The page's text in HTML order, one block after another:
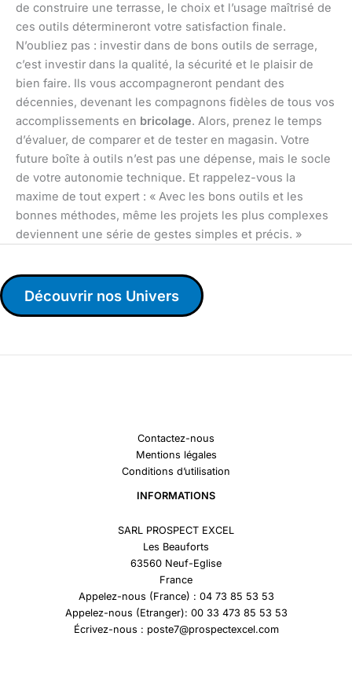
de construire une terrasse, le choix et l’usage maîtrisé de
ces outils détermineront votre satisfaction finale.
N’oubliez pas : investir dans de bons outils de serrage,
c’est investir dans la qualité, la sécurité et le plaisir de
bien faire. Ils vous accompagneront pendant des
décennies, devenant les compagnons fidèles de tous vos
accomplissements en bricolage. Alors, prenez le temps
d’évaluer, de comparer et de tester en magasin. Votre
future boîte à outils n’est pas une dépense, mais le socle
de votre autonomie technique. Et rappelez-vous la
maxime de tout expert : « Avec les bons outils et les
bonnes méthodes, même les projets les plus complexes
deviennent une série de gestes simples et précis. »
Découvrir nos Univers
Contactez-nous
Mentions légales
Conditions d’utilisation
INFORMATIONS
SARL PROSPECT EXCEL
Les Beauforts
63560 Neuf-Eglise
France
Appelez-nous (France) : 04 73 85 53 53
Appelez-nous (Etranger): 00 33 473 85 53 53
Écrivez-nous : poste7@prospectexcel.com